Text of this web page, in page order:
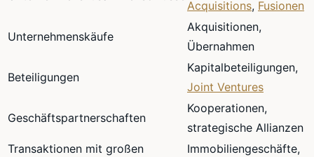
Acquisitions, Fusionen
Unternehmenskäufe
Akquisitionen,
Übernahmen
Beteiligungen
Kapitalbeteiligungen,
Joint Ventures
Geschäftspartnerschaften
Kooperationen,
strategische Allianzen
Transaktionen mit großen
Immobiliengeschäfte,